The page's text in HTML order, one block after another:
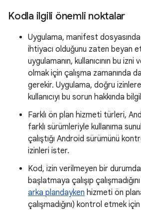
Kodla ilgili önemli noktalar
Uygulama, manifest dosyasında
ihtiyacı olduğunu zaten beyan
uygulamanın, kullanıcının bu
olmak için çalışma zamanında
gerekir. Uygulama, doğru
kullanıcıyı bu sorun hakkında
Farklı ön plan hizmeti türleri,
farklı sürümleriyle kullanıma
çalıştığı Android sürümünü
izinleri ister.
Kod, izin verilmeyen bir
başlatmaya çalışıp
arka plandayken hizmeti ön
çalışmadığını) kontrol etmek için